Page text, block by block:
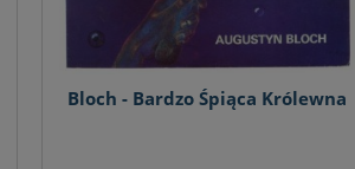
Bloch - Bardzo Śpiąca Królewna